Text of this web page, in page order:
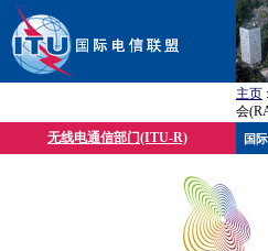
主页 :
会
无线电通信部门(ITU-R)
国